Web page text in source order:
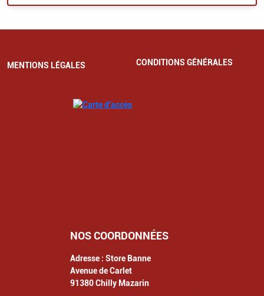
MENTIONS LÉGALES CONDITIONS GÉNÉRALES
NOS COORDONNÉES
Adresse : Store Banne
Avenue de Carlet
91380 Chilly Mazarin